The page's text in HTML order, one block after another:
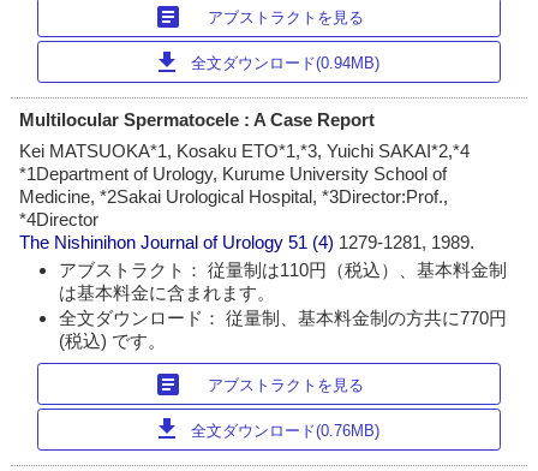
article アブストラクトを見る
download 全文ダウンロード(0.94MB)
Multilocular Spermatocele : A Case Report
Kei MATSUOKA*1, Kosaku ETO*1,*3, Yuichi SAKAI*2,*4
*1Department of Urology, Kurume University School of
Medicine, *2Sakai Urological Hospital, *3Director:Prof.,
*4Director
The Nishinihon Journal of Urology 51 (4) 1279-1281, 1989.
アブストラクト： 従量制は110円（税込）、基本料金制
は基本料金に含まれます。
全文ダウンロード： 従量制、基本料金制の方共に770円
(税込) です。
article アブストラクトを見る
download 全文ダウンロード(0.76MB)